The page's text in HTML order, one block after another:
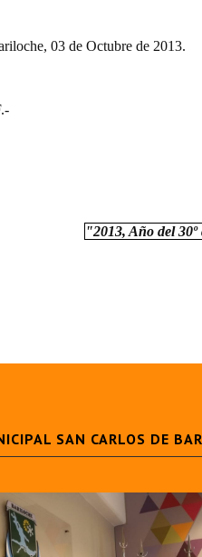
03 de Octubre de 2013.
"2013, Año del
SAN CARLOS DE